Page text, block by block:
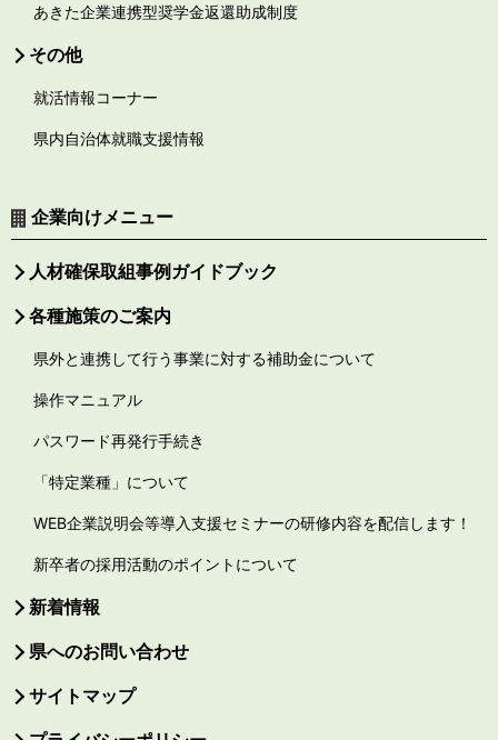
あきた企業連携型奨学金返還助成制度
その他
就活情報コーナー
県内自治体就職支援情報
企業向けメニュー
人材確保取組事例ガイドブック
各種施策のご案内
県外と連携して行う事業に対する補助金について
操作マニュアル
パスワード再発行手続き
「特定業種」について
WEB企業説明会等導入支援セミナーの研修内容を配信します！
新卒者の採用活動のポイントについて
新着情報
県へのお問い合わせ
サイトマップ